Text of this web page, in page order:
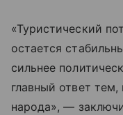
«Туристический
остается
сильнее
главный ответ
народа», —